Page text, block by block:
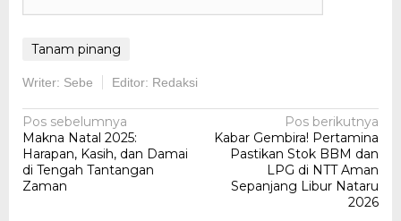
Tanam pinang
Writer: Sebe Editor: Redaksi
Navigasi
pos
Pos sebelumnya
Makna Natal 2025:
Harapan, Kasih, dan Damai
di Tengah Tantangan
Zaman
Pos berikutnya
Kabar Gembira! Pertamina
Pastikan Stok BBM dan
LPG di NTT Aman
Sepanjang Libur Nataru
2026